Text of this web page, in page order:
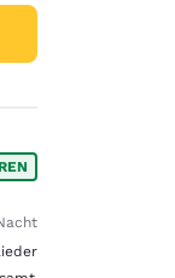
Preis:
Preis: